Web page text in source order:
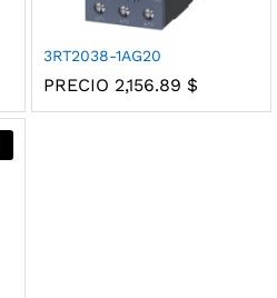
3RT2038-1AG20
PRECIO 2,156.89 $